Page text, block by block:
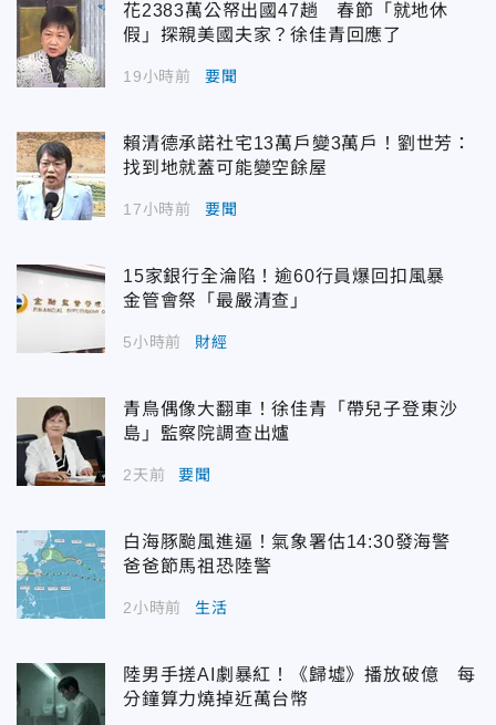
花2383萬公帑出國47趟 春節「就地休
假」探親美國夫家？徐佳青回應了
19小時前 要聞
賴清德承諾社宅13萬戶變3萬戶！劉世芳：
找到地就蓋可能變空餘屋
17小時前 要聞
15家銀行全淪陷！逾60行員爆回扣風暴
金管會祭「最嚴清查」
5小時前 財經
青鳥偶像大翻車！徐佳青「帶兒子登東沙
島」監察院調查出爐
2天前 要聞
白海豚颱風進逼！氣象署估14:30發海警
爸爸節馬祖恐陸警
2小時前 生活
陸男手搓AI劇暴紅！《歸墟》播放破億 每
分鐘算力燒掉近萬台幣